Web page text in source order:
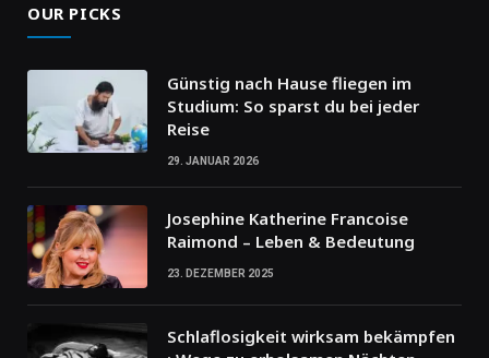
OUR PICKS
Günstig nach Hause fliegen im
Studium: So sparst du bei jeder
Reise
29. JANUAR 2026
Josephine Katherine Francoise
Raimond – Leben & Bedeutung
23. DEZEMBER 2025
Schlaflosigkeit wirksam bekämpfen